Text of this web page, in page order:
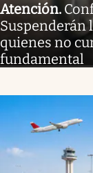
Atención.
Suspenderán
quienes no
fundamental